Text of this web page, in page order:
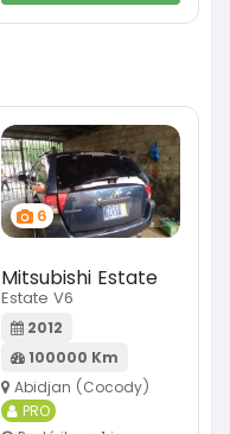
6
Mitsubishi Estate
Estate V6
2012
100000 Km
Abidjan (Cocody)
PRO